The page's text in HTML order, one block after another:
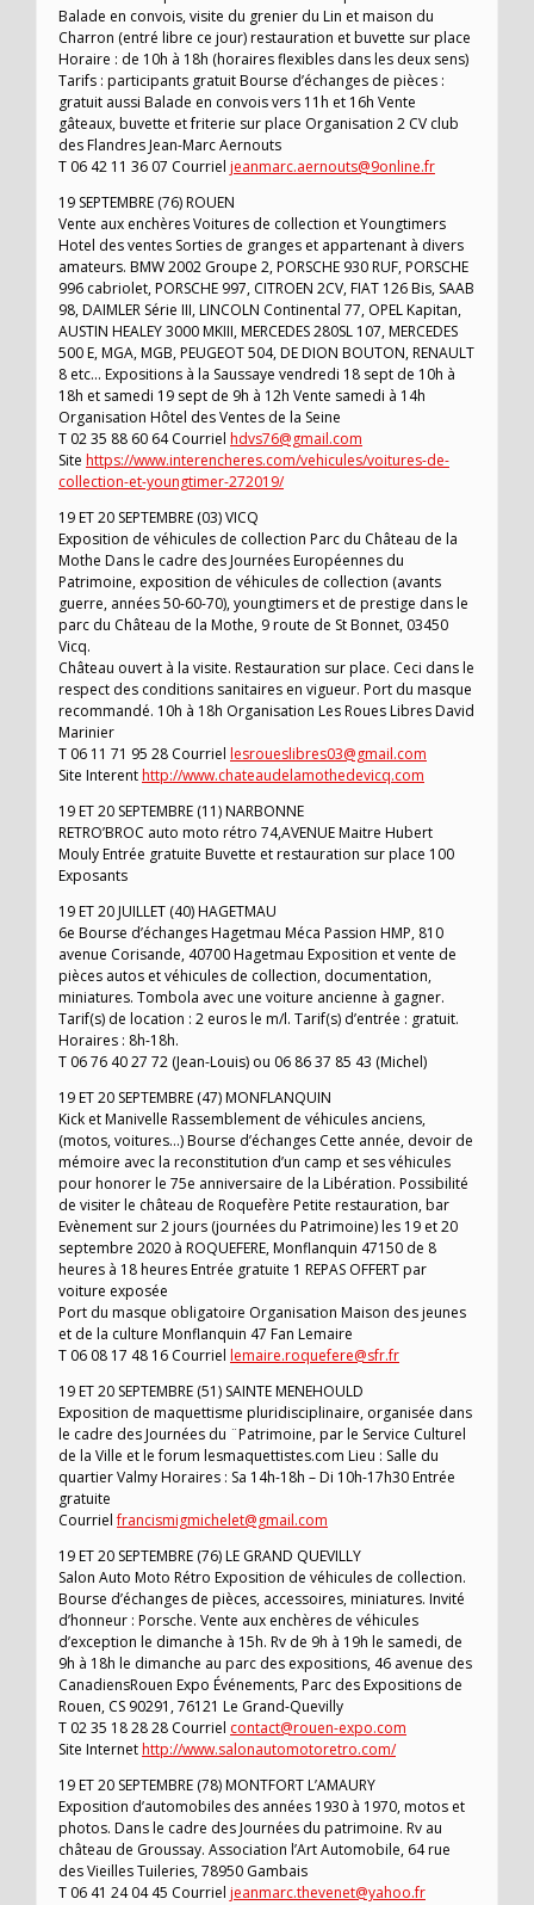
Balade en convois, visite du grenier du Lin et maison du
Charron (entré libre ce jour) restauration et buvette sur place
Horaire : de 10h à 18h (horaires flexibles dans les deux sens)
Tarifs : participants gratuit Bourse d’échanges de pièces :
gratuit aussi Balade en convois vers 11h et 16h Vente
gâteaux, buvette et friterie sur place Organisation 2 CV club
des Flandres Jean-Marc Aernouts
T 06 42 11 36 07 Courriel jeanmarc.aernouts@9online.fr
19 SEPTEMBRE (76) ROUEN
Vente aux enchères Voitures de collection et Youngtimers
Hotel des ventes Sorties de granges et appartenant à divers
amateurs. BMW 2002 Groupe 2, PORSCHE 930 RUF, PORSCHE
996 cabriolet, PORSCHE 997, CITROEN 2CV, FIAT 126 Bis, SAAB
98, DAIMLER Série III, LINCOLN Continental 77, OPEL Kapitan,
AUSTIN HEALEY 3000 MKIII, MERCEDES 280SL 107, MERCEDES
500 E, MGA, MGB, PEUGEOT 504, DE DION BOUTON, RENAULT
8 etc… Expositions à la Saussaye vendredi 18 sept de 10h à
18h et samedi 19 sept de 9h à 12h Vente samedi à 14h
Organisation Hôtel des Ventes de la Seine
T 02 35 88 60 64 Courriel hdvs76@gmail.com
Site https://www.interencheres.com/vehicules/voitures-de-
collection-et-youngtimer-272019/
19 ET 20 SEPTEMBRE (03) VICQ
Exposition de véhicules de collection Parc du Château de la
Mothe Dans le cadre des Journées Européennes du
Patrimoine, exposition de véhicules de collection (avants
guerre, années 50-60-70), youngtimers et de prestige dans le
parc du Château de la Mothe, 9 route de St Bonnet, 03450
Vicq.
Château ouvert à la visite. Restauration sur place. Ceci dans le
respect des conditions sanitaires en vigueur. Port du masque
recommandé. 10h à 18h Organisation Les Roues Libres David
Marinier
T 06 11 71 95 28 Courriel lesroueslibres03@gmail.com
Site Interenthttp://www.chateaudelamothedevicq.com
19 ET 20 SEPTEMBRE (11) NARBONNE
RETRO’BROC auto moto rétro 74,AVENUE Maitre Hubert
Mouly Entrée gratuite Buvette et restauration sur place 100
Exposants
19 ET 20 JUILLET (40) HAGETMAU
6e Bourse d’échanges Hagetmau Méca Passion HMP, 810
avenue Corisande, 40700 Hagetmau Exposition et vente de
pièces autos et véhicules de collection, documentation,
miniatures. Tombola avec une voiture ancienne à gagner.
Tarif(s) de location : 2 euros le m/l. Tarif(s) d’entrée : gratuit.
Horaires : 8h-18h.
T 06 76 40 27 72 (Jean-Louis) ou 06 86 37 85 43 (Michel)
19 ET 20 SEPTEMBRE (47) MONFLANQUIN
Kick et Manivelle Rassemblement de véhicules anciens,
(motos, voitures…) Bourse d’échanges Cette année, devoir de
mémoire avec la reconstitution d’un camp et ses véhicules
pour honorer le 75e anniversaire de la Libération. Possibilité
de visiter le château de Roquefère Petite restauration, bar
Evènement sur 2 jours (journées du Patrimoine) les 19 et 20
septembre 2020 à ROQUEFERE, Monflanquin 47150 de 8
heures à 18 heures Entrée gratuite 1 REPAS OFFERT par
voiture exposée
Port du masque obligatoire Organisation Maison des jeunes
et de la culture Monflanquin 47 Fan Lemaire
T 06 08 17 48 16 Courriel lemaire.roquefere@sfr.fr
19 ET 20 SEPTEMBRE (51) SAINTE MENEHOULD
Exposition de maquettisme pluridisciplinaire, organisée dans
le cadre des Journées du ¨Patrimoine, par le Service Culturel
de la Ville et le forum lesmaquettistes.com Lieu : Salle du
quartier Valmy Horaires : Sa 14h-18h – Di 10h-17h30 Entrée
gratuite
Courrielfrancismigmichelet@gmail.com
19 ET 20 SEPTEMBRE (76) LE GRAND QUEVILLY
Salon Auto Moto Rétro Exposition de véhicules de collection.
Bourse d’échanges de pièces, accessoires, miniatures. Invité
d’honneur : Porsche. Vente aux enchères de véhicules
d’exception le dimanche à 15h. Rv de 9h à 19h le samedi, de
9h à 18h le dimanche au parc des expositions, 46 avenue des
CanadiensRouen Expo Événements, Parc des Expositions de
Rouen, CS 90291, 76121 Le Grand-Quevilly
T 02 35 18 28 28 Courriel contact@rouen-expo.com
Site Internethttp://www.salonautomotoretro.com/
19 ET 20 SEPTEMBRE (78) MONTFORT L’AMAURY
Exposition d’automobiles des années 1930 à 1970, motos et
photos. Dans le cadre des Journées du patrimoine. Rv au
château de Groussay. Association l’Art Automobile, 64 rue
des Vieilles Tuileries, 78950 Gambais
T 06 41 24 04 45 Courriel jeanmarc.thevenet@yahoo.fr